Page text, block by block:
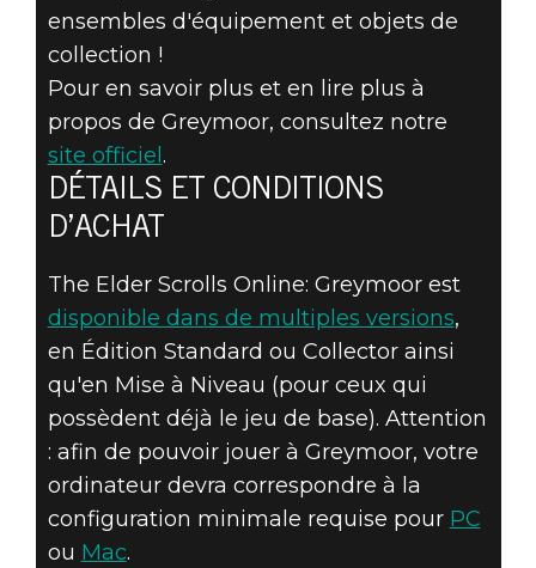
ensembles d'équipement et objets de
collection !
Pour en savoir plus et en lire plus à
propos de Greymoor, consultez notre
site officiel .
DÉTAILS ET CONDITIONS
D’ACHAT
The Elder Scrolls Online: Greymoor est
disponible dans de multiples versions,
en Édition Standard ou Collector ainsi
qu'en Mise à Niveau (pour ceux qui
possèdent déjà le jeu de base). Attention
: afin de pouvoir jouer à Greymoor, votre
ordinateur devra correspondre à la
configuration minimale requise pour PC
ou Mac.